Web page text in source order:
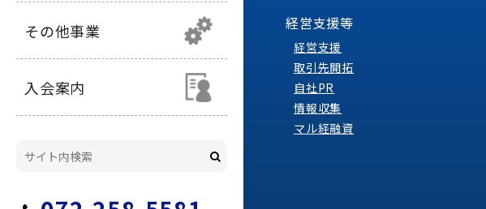
その他事業
入会案内
経営支援等
経営支援
取引先開拓
自社PR
情報収集
マル経融資